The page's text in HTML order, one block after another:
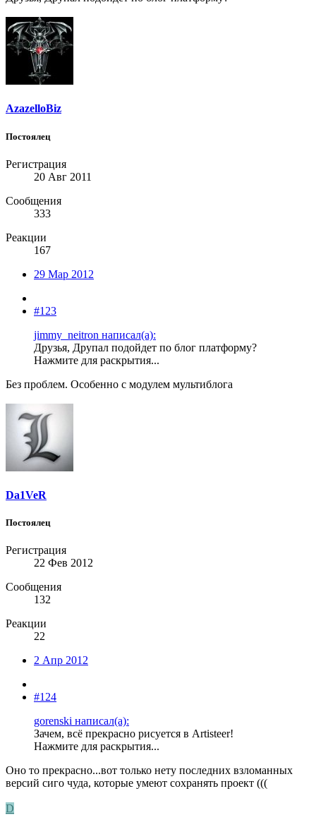
AzazelloBiz
Постоялец
Регистрация
20 Авг 2011
Сообщения
333
Реакции
167
29 Мар 2012
#123
jimmy_neitron написал(а):
Друзья, Друпал подойдет по блог платформу?
Нажмите для раскрытия...
Без проблем. Особенно с модулем мультиблога
Da1VeR
Постоялец
Регистрация
22 Фев 2012
Сообщения
132
Реакции
22
2 Апр 2012
#124
gorenski написал(а):
Зачем, всё прекрасно рисуется в Artisteer!
Нажмите для раскрытия...
Оно то прекрасно...вот только нету последних взломанных
версий сиго чуда, которые умеют сохранять проект (((
D